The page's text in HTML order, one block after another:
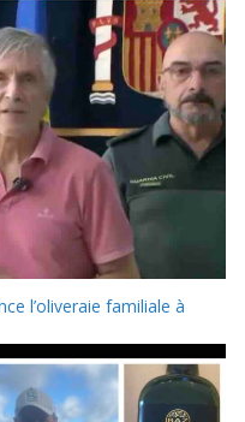
l’oliveraie familiale à